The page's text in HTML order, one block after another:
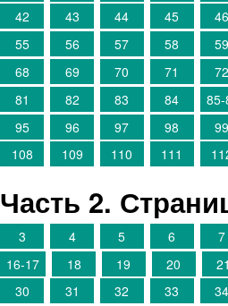
42
43 44 45 46
55
56 57 58 59
68
69 70 71 72
81
82 83 84 85-
95
96 97 98 99
108
109 110 111
Часть 2.
3 4 5 6 7
16-17
18 19 20 21
30
31 32 33 34